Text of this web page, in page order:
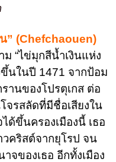
” (Chefchaouen)
“ไข่มุกสีน้ำเงินแห่ง
ขึ้นในปี 1471 จากป้อม
านของโปรตุเกส ต่อ
จรสลัดที่มีชื่อเสียงใน
ด้ขึ้นครองเมืองนี้ เธอ
คริสต์จากยุโรป จน
จของเธอ อีกทั้งเมือง